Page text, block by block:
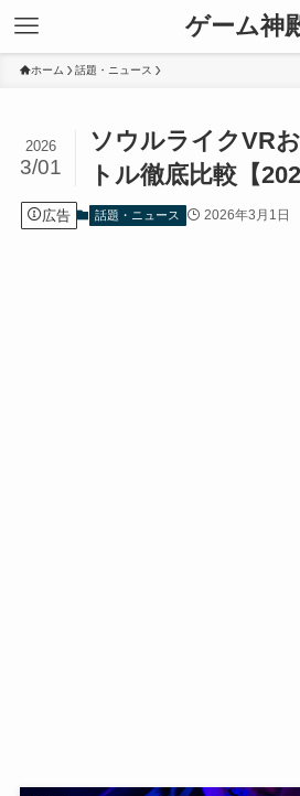
ゲーム神
ホーム 話題・ニュース
ソウルライクVR
トル徹底比較【
2026
3/01
広告 話題・ニュース 2026年3月1日